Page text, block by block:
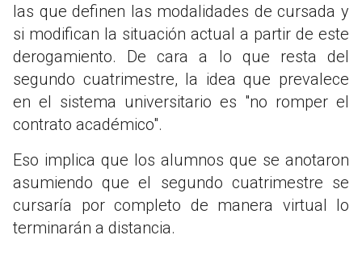
las que definen las modalidades de cursada y
si modifican la situación actual a partir de este
derogamiento. De cara a lo que resta del
segundo cuatrimestre, la idea que prevalece
en el sistema universitario es "no romper el
contrato académico".
Eso implica que los alumnos que se anotaron
asumiendo que el segundo cuatrimestre se
cursaría por completo de manera virtual lo
terminarán a distancia.